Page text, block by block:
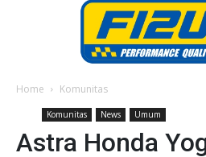
Home Komunitas
Komunitas News Umum
Astra Honda